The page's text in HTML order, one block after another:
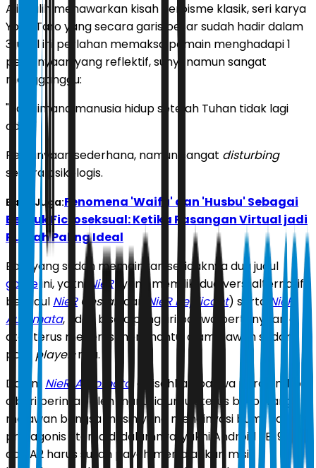
Alih-alih menawarkan kisah heroisme klasik, seri karya
Yoko Taro yang secara garis besar sudah hadir dalam
3 judul ini perlahan memaksa pemain menghadapi 1
pertanyaan yang reflektif, sunyi, namun sangat
mengganggu:
"Bagaimana manusia hidup setelah Tuhan tidak lagi
ada?"
Pertanyaan sederhana, namun sangat disturbing
secara psikologis.
Baca Juga:Fenomena 'Waifu' dan 'Husbu' Sebagai
Bentuk Fictoseksual: Ketika Pasangan Virtual jadi
Rumah Paling Ideal
Bagi yang sudah memainkan setidaknya dua judul
gameini, yakni NieR(yang memiliki dua versi alternatif
berjudul NieRGestalt dan NieR Replicant) serta NieR:
Automata, tidak bisa dipungkiri bahwa pertanyaan di
atas terus menerus menghantui alam bawah sadar
para player -nya.
Dalam NieR: Automata , dikisahkan bahwa para android
diberi perintah oleh manusia untuk terus berperang
melawan bangsa mesin yang menginvasi bumi. Para
protagonis utama di dalamnya, yakni Android 2B, 9S
dan A2 harus susah payah menjalankan misi